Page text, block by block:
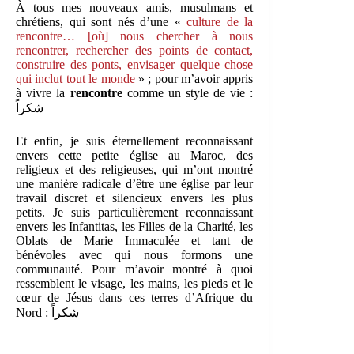
À tous mes nouveaux amis, musulmans et
chrétiens, qui sont nés d’une «culture de la
rencontre… [où] nous chercher à nous
rencontrer, rechercher des points de contact,
construire des ponts, envisager quelque chose
qui inclut tout le monde» ; pour m’avoir appris
à vivre la rencontrecomme un style de vie :
شكراً
Et enfin, je suis éternellement reconnaissant
envers cette petite église au Maroc, des
religieux et des religieuses, qui m’ont montré
une manière radicale d’être une église par leur
travail discret et silencieux envers les plus
petits. Je suis particulièrement reconnaissant
envers les Infantitas, les Filles de la Charité, les
Oblats de Marie Immaculée et tant de
bénévoles avec qui nous formons une
communauté. Pour m’avoir montré à quoi
ressemblent le visage, les mains, les pieds et le
cœur de Jésus dans ces terres d’Afrique du
Nord : شكراً